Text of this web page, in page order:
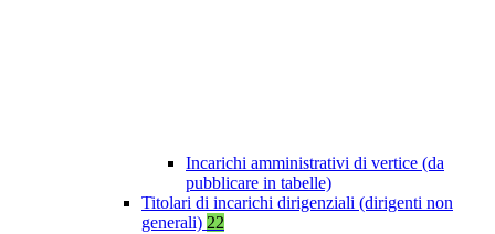
Incarichi amministrativi di vertice (da
pubblicare in tabelle)
Titolari di incarichi dirigenziali (dirigenti non
generali) 22